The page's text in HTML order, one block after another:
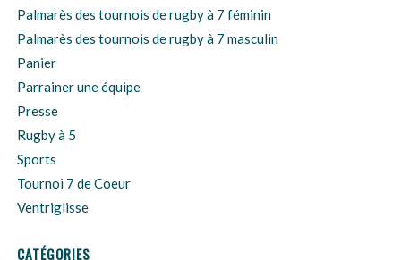
Palmarès des tournois de rugby à 7 féminin
Palmarès des tournois de rugby à 7 masculin
Panier
Parrainer une équipe
Presse
Rugby à 5
Sports
Tournoi 7 de Coeur
Ventriglisse
CATÉGORIES